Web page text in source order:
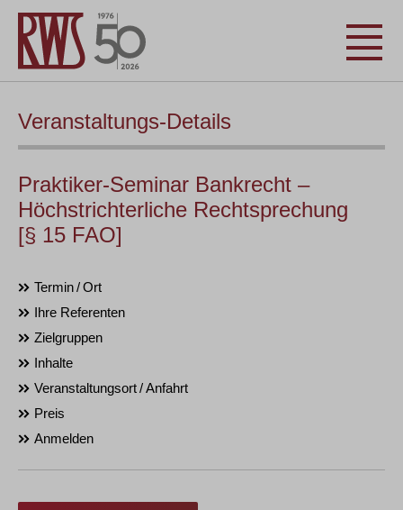
Veranstaltungs-Details
Praktiker-Seminar Bankrecht –
Höchstrichterliche Rechtsprechung
[§ 15 FAO]
Termin / Ort
Ihre Referenten
Zielgruppen
Inhalte
Veranstaltungsort / Anfahrt
Preis
Anmelden